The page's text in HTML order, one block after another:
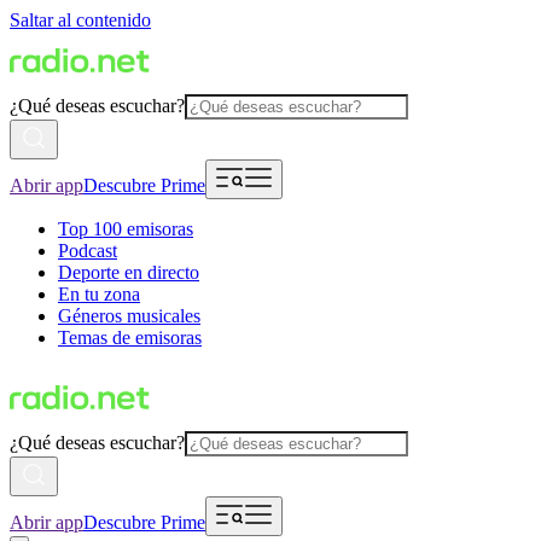
Saltar al contenido
¿Qué deseas escuchar?
Abrir appDescubre Prime
Top 100 emisoras
Podcast
Deporte en directo
En tu zona
Géneros musicales
Temas de emisoras
¿Qué deseas escuchar?
Abrir appDescubre Prime